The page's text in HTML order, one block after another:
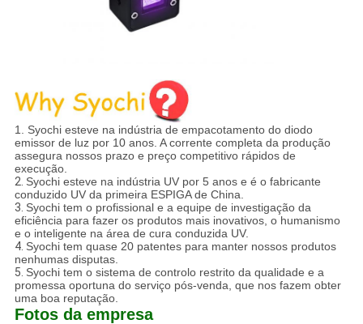
1. Syochi esteve na indústria de empacotamento do diodo
emissor de luz por 10 anos. A corrente completa da produção
assegura nossos prazo e preço competitivo rápidos de
execução.
2. Syochi esteve na indústria UV por 5 anos e é o fabricante
conduzido UV da primeira ESPIGA de China.
3. Syochi tem o profissional e a equipe de investigação da
eficiência para fazer os produtos mais inovativos, o humanismo
e o inteligente na área de cura conduzida UV.
4. Syochi tem quase 20 patentes para manter nossos produtos
nenhumas disputas.
5. Syochi tem o sistema de controlo restrito da qualidade e a
promessa oportuna do serviço pós-venda, que nos fazem obter
uma boa reputação.
Fotos da empresa